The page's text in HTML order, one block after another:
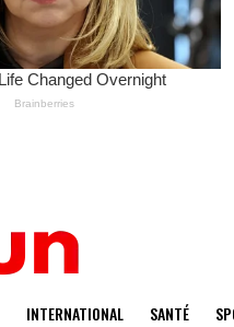
INTERNATIONAL SANTÉ